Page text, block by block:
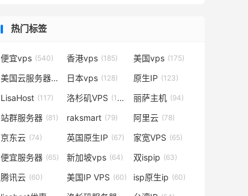
热门标签
便宜vps (540) 香港vps (185) 美国vps (175)
美国云服务器(138)日本vps (128) 原生IP (123)
LisaHost (117) 洛杉矶VPS (102) 丽萨主机 (94)
站群服务器 (81) raksmart (79) 阿里云 (78)
京东云 (74) 英国原生IP (67) 家宽VPS (65)
便宜服务器 (65) 新加坡vps (64) 双ispip (63)
腾讯云 (60) 美国IP VPS (60) isp原生ip (60)